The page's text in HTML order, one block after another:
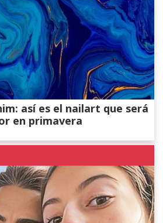
así es el nailart que será
en primavera